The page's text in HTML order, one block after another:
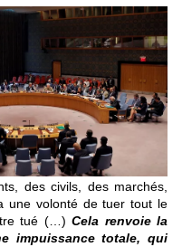
des civils, des marchés,
une volonté de tuer tout le
tué (…)Cela renvoie la
impuissance totale, qui